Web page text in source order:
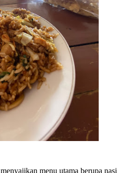
menu utama berupa nasi